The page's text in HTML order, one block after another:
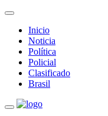
Inicio
Noticia
Política
Policial
Clasificado
Brasil